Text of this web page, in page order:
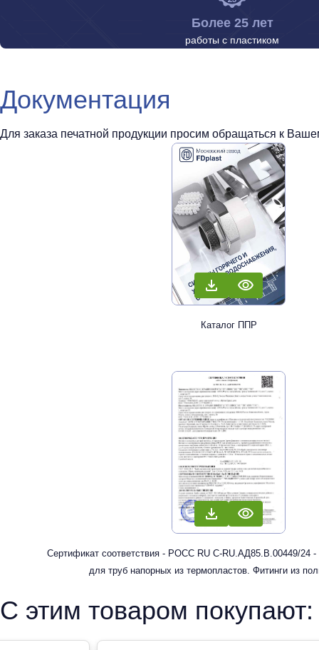
Более 25 лет
работы с пластиком
Документация
Для заказа печатной продукции просим обращаться к
Каталог ППР
Сертификат соответствия - РОСС RU С-RU.АД85.В.00449/24
для труб напорных из термопластов. Фитинги из
отопления
С этим товаром покупают: